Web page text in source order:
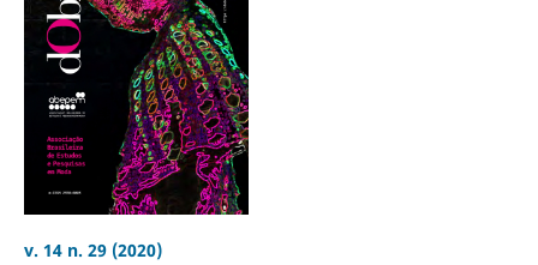
v. 14 n. 29 (2020)